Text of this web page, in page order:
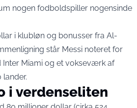
nogen fodboldspiller nogensinde
i klubløn og bonusser fra Al-
står Messi noteret for
Inter Miami og et vokseværk af
i verdenseliten